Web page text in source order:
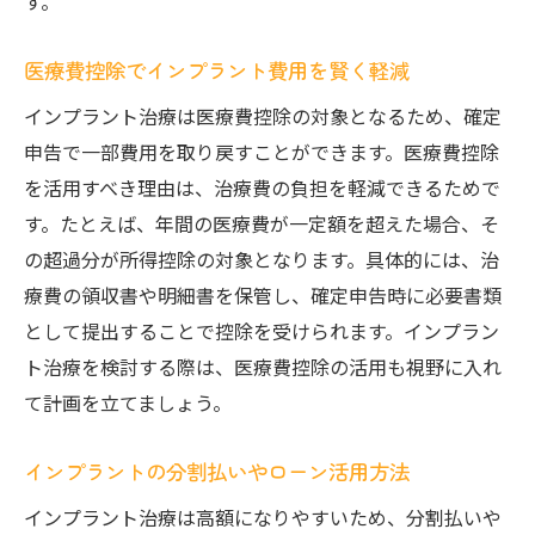
医療費控除でインプラント費用を賢く軽減
インプラント治療は医療費控除の対象となるため、確定
申告で一部費用を取り戻すことができます。医療費控除
を活用すべき理由は、治療費の負担を軽減できるためで
す。たとえば、年間の医療費が一定額を超えた場合、そ
の超過分が所得控除の対象となります。具体的には、治
療費の領収書や明細書を保管し、確定申告時に必要書類
として提出することで控除を受けられます。インプラン
ト治療を検討する際は、医療費控除の活用も視野に入れ
て計画を立てましょう。
インプラントの分割払いやローン活用方法
インプラント治療は高額になりやすいため、分割払いや